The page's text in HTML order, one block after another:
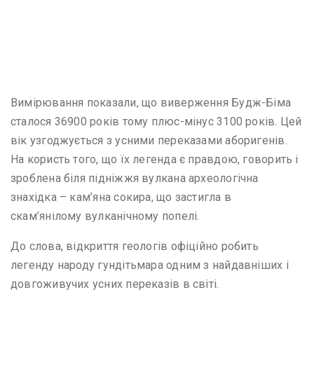
Вимірювання показали, що виверження Будж-Біма
сталося 36900 років тому плюс-мінус 3100 років. Цей
вік узгоджується з усними переказами аборигенів.
На користь того, що їх легенда є правдою, говорить і
зроблена біля підніжжя вулкана археологічна
знахідка – кам’яна сокира, що застигла в
скам’янілому вулканічному попелі.
До слова, відкриття геологів офіційно робить
легенду народу гундітьмара одним з найдавніших і
довгоживучих усних переказів в світі.